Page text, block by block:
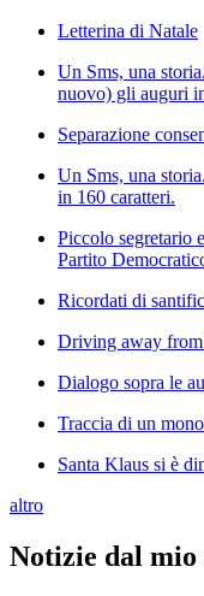
Letterina di Natale
Un Sms, una
nuovo) gli auguri
Separazione
Un Sms, una
in 160 caratteri.
Piccolo segretario
Partito
Ricordati di
Driving away
Dialogo sopra le
Traccia di un
Santa Klaus si è
altro
Notizie dal